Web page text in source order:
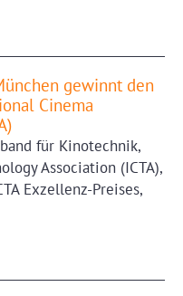
gewinnt den
Cinema
für Kinotechnik,
Association (ICTA),
Exzellenz-Preises,